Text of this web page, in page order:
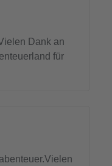
Dank an
für